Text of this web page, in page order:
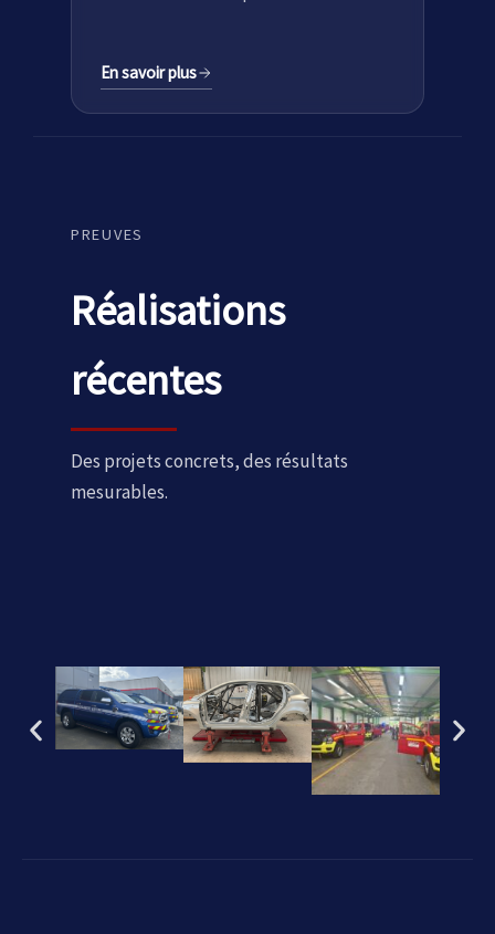
En savoir plus
PREUVES
Réalisations
récentes
Des projets concrets, des résultats
mesurables.